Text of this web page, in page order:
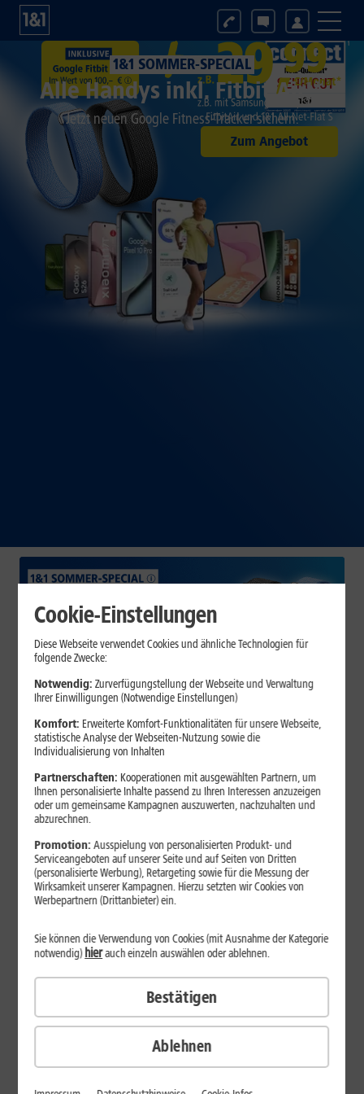
Zum Angebot
1&1 SOMMER-SPECIAL
Alle Handys inkl. Fitbit Air!*
Jetzt neuen Google Fitness-Tracker sichern.
Unsere Top-Angebote
Samsung
Serie
29,
99
€/Monat
iPhone 17-
ab 37,
99
Dauerhaft
und iPhone 17
Cookie-Einstellungen
Diese Webseite verwendet Cookies und ähnliche Technologien für
folgende Zwecke:
Notwendig: Zurverfügungstellung der Webseite und Verwaltung
Ihrer Einwilligungen (Notwendige Einstellungen)
Komfort: Erweiterte Komfort-Funktionalitäten für unsere Webseite,
statistische Analyse der Webseiten-Nutzung sowie die
Individualisierung von Inhalten
Partnerschaften: Kooperationen mit ausgewählten Partnern, um
Ihnen personalisierte Inhalte passend zu Ihren Interessen anzuzeigen
oder um gemeinsame Kampagnen auszuwerten, nachzuhalten und
abzurechnen.
Promotion:Ausspielung von personalisierten Produkt- und
Serviceangeboten auf unserer Seite und auf Seiten von Dritten
(personalisierte Werbung), Retargeting sowie für die Messung der
Wirksamkeit unserer Kampagnen. Hierzu setzten wir Cookies von
Werbepartnern (Drittanbieter) ein.
Ablehnen
Sie können die Verwendung von Cookies (mit Ausnahme der Kategorie
notwendig)hierauch einzeln auswählen oder ablehnen.
Bestätigen